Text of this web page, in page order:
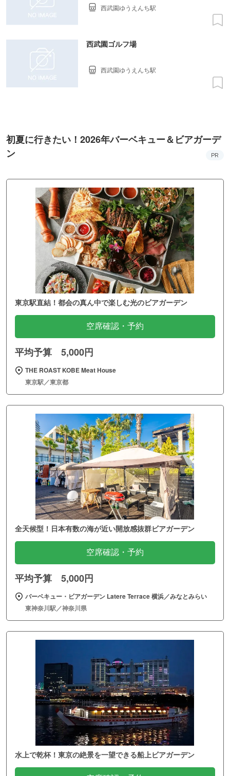
西武園ゆうえんち駅
西武園ゴルフ場
西武園ゆうえんち駅
初夏に行きたい！2026年バーベキュー＆ビアガーデ
ン
PR
東京駅直結！都会の真ん中で楽しむ光のビアガーデン
空席確認・予約
平均予算 5,000円
THE ROAST KOBE Meat House
東京駅／東京都
全天候型！日本有数の海が近い開放感抜群ビアガーデン
空席確認・予約
平均予算 5,000円
バーベキュー・ビアガーデン Latere Terrace 横浜／みなとみらい
東神奈川駅／神奈川県
水上で乾杯！東京の絶景を一望できる船上ビアガーデン